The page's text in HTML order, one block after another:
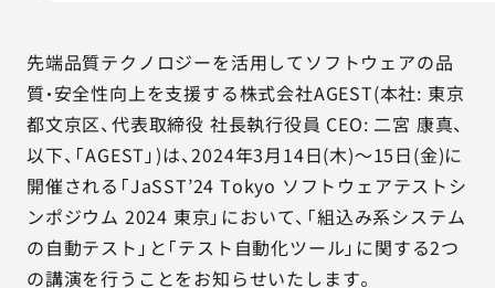
AGESTの強み
セミナー・イベント
事例紹介
品質コラム
先端品質テクノロジーを活用してソフトウェアの品
質・安全性向上を支援する株式会社AGEST(本社: 東京
都文京区、代表取締役 社長執行役員 CEO: 二宮 康真、
以下、「AGEST」)は、2024年3月14日(木)～15日(金)に
開催される「JaSST’24 Tokyo ソフトウェアテストシ
ンポジウム 2024 東京」において、「組込み系システム
の自動テスト」と「テスト自動化ツール」に関する2つ
の講演を行うことをお知らせいたします。